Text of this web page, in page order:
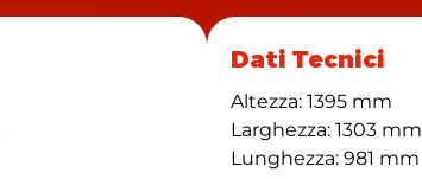
Dati Tecnici
Altezza: 1395 mm
Larghezza: 1303 mm
Lunghezza: 981 mm